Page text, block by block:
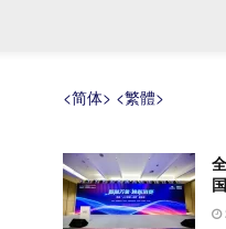
<简体> <繁體>